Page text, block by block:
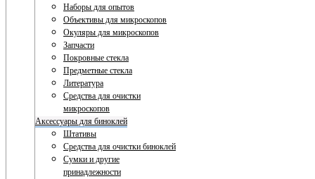
Наборы для опытов
Объективы для микроскопов
Окуляры для микроскопов
Запчасти
Покровные стекла
Предметные стекла
Литература
Средства для очистки
микроскопов
Аксессуары для биноклей
Штативы
Средства для очистки биноклей
Сумки и другие
принадлежности